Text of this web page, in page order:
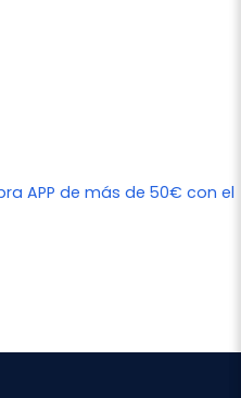
APP de más de 50€ con el